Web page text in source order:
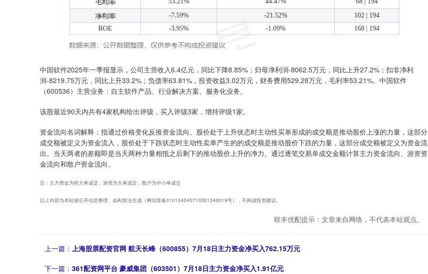
中国软件2025年一季报显示，公司主营收入6.4亿元，同比下降8.85%；归母净利润-8062.5万元，同比上升27.2%；扣非净利
润-8219.75万元，同比上升33.2%；负债率63.81%，投资收益3.02万元，财务费用529.28万元，毛利率53.21%。中国软件
（600536）主营业务：自主软件产品、行业解决方案、服务化业务。
该股最近90天内共有4家机构给出评级，买入评级3家，增持评级1家。
资金流向名词解释：指通过价格变化反推资金流向。股价处于上升状态时主动性买单形成的成交额是推动股价上涨的力量，这部分
成交额被定义为资金流入，股价处于下跌状态时主动性卖单产生的的成交额是推动股价下跌的力量，这部分成交额被定义为资金流
出。当天两者的差额即是当天两种力量相抵之后剩下的推动股价上升的净力。通过逐笔交易单成交金额计算主力资金流向、游资资
金流向和散户资金流向。
注：主力资金为特大单成交，游资为大单成交，散户为中小单成交
以上内容为本站据公开信息整理，由AI算法生成（网信算备310104345710301240019号），不构成投资建议。
联丰优配提示：文章来自网络，不代表本站观点。
上一篇： 上海股票配资官网 航天长峰（600855）7月18日主力资金净买入762.15万元
下一篇： 361配资网平台 豪威集团（603501）7月18日主力资金净买入1.91亿元